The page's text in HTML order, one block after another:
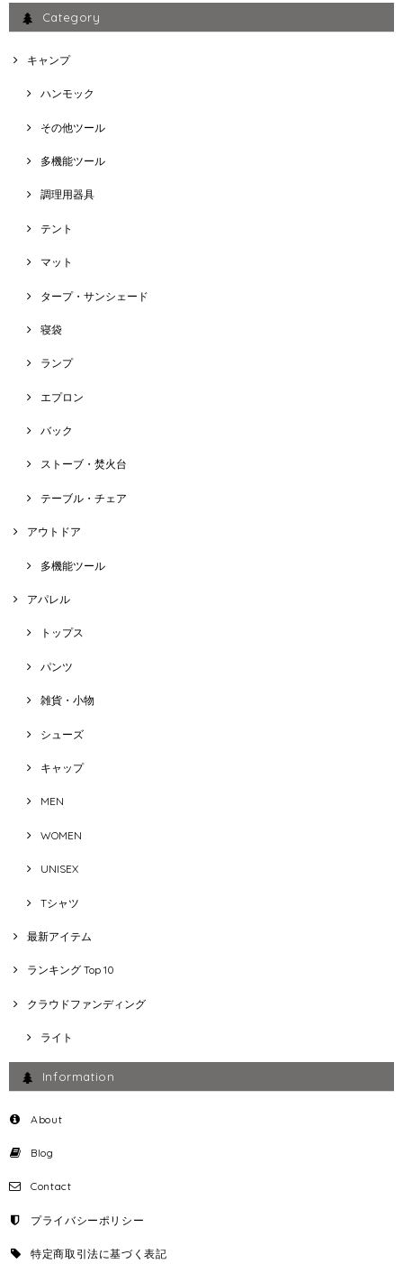
Category
キャンプ
ハンモック
その他ツール
多機能ツール
調理用器具
テント
マット
タープ・サンシェード
寝袋
ランプ
エプロン
バック
ストーブ・焚火台
テーブル・チェア
アウトドア
多機能ツール
アパレル
トップス
パンツ
雑貨・小物
シューズ
キャップ
MEN
WOMEN
UNISEX
Tシャツ
最新アイテム
ランキング Top 10
クラウドファンディング
ライト
Information
About
Blog
Contact
プライバシーポリシー
特定商取引法に基づく表記